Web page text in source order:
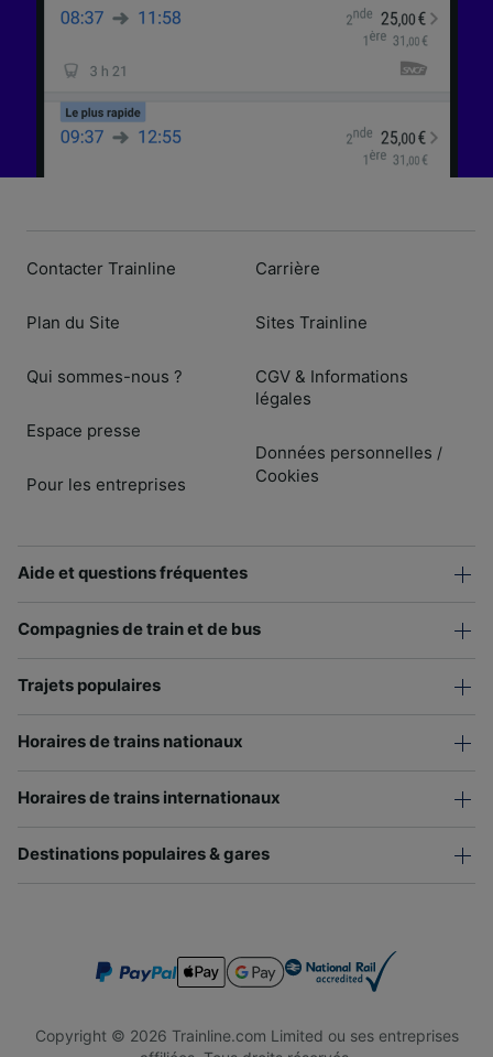
Contacter Trainline
Plan du Site
Qui sommes-nous ?
Espace presse
Pour les entreprises
Carrière
Sites Trainline
CGV & Informations
légales
Données personnelles /
Cookies
Aide et questions fréquentes
Compagnies de train et de bus
Trajets populaires
Horaires de trains nationaux
Horaires de trains internationaux
Destinations populaires & gares
Copyright © 2026 Trainline.com Limited ou ses entreprises